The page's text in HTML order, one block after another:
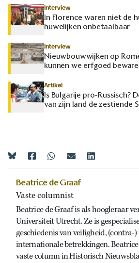
Interview
In Florence waren niet de
huwelijken onbetaalbaar
Interview
Nieuwbouwwijken op
kunnen we erfgoed
Artikel
Is Bulgarije pro-Russisch?
van zijn land de zestiende
Beatrice de Graaf
Vaste columnist
Beatrice de Graaf is als hoogleraar
Universiteit Utrecht. Ze is
geschiedenis van veiligheid, (contra-
internationale betrekkingen. Beatrice
vaste column in Historisch